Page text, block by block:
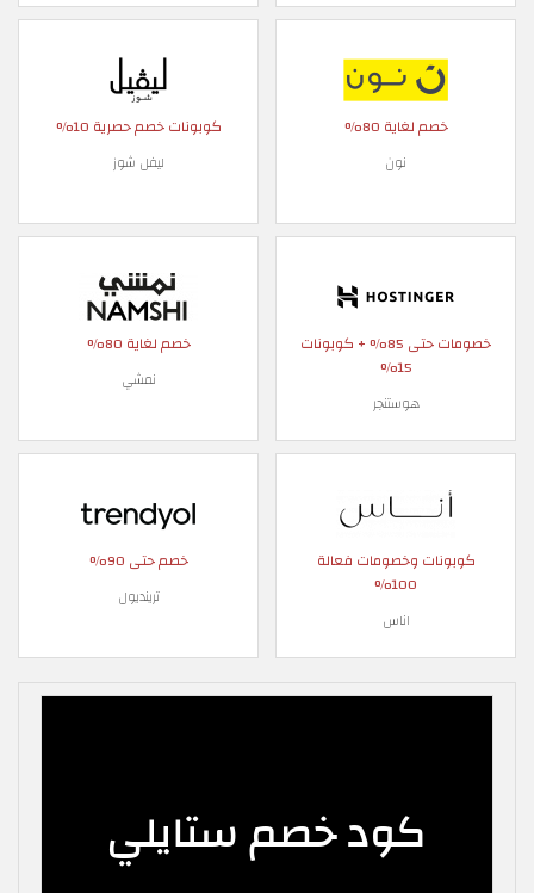
خصم لغاية 80%
نون
كوبونات خصم حصرية 10%
ليفل شوز
خصومات حتى 85% + كوبونات
15%
هوستنجر
خصم لغاية 80%
نمشي
كوبونات وخصومات فعالة
100%
اناس
خصم حتى 90%
ترينديول